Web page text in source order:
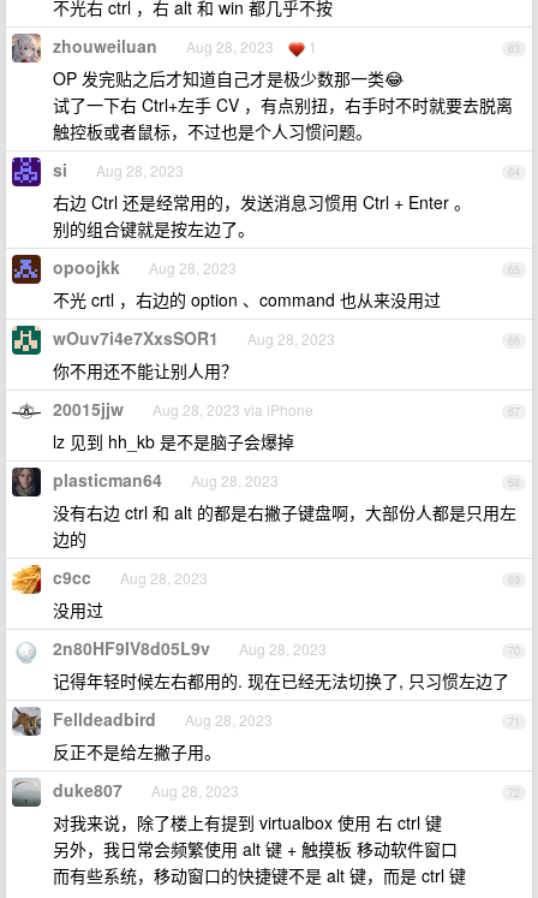
不光右 ctrl ，右 alt 和 win 都几乎不按
63
zhouweiluan Aug 28, 2023 1
OP 发完贴之后才知道自己才是极少数那一类😂
试了一下右 Ctrl+左手 CV ，有点别扭，右手时不时就要去脱离
触控板或者鼠标，不过也是个人习惯问题。
64
si Aug 28, 2023
右边 Ctrl 还是经常用的，发送消息习惯用 Ctrl + Enter 。
别的组合键就是按左边了。
65
opoojkk Aug 28, 2023
不光 crtl ，右边的 option 、command 也从来没用过
66
wOuv7i4e7XxsSOR1 Aug 28, 2023
你不用还不能让别人用？
67
20015jjw Aug 28, 2023 via iPhone
lz 见到 hh_kb 是不是脑子会爆掉
68
plasticman64 Aug 28, 2023
没有右边 ctrl 和 alt 的都是右撇子键盘啊，大部份人都是只用左
边的
69
c9cc Aug 28, 2023
没用过
70
2n80HF9IV8d05L9v Aug 28, 2023
记得年轻时候左右都用的. 现在已经无法切换了, 只习惯左边了
71
Felldeadbird Aug 28, 2023
反正不是给左撇子用。
72
duke807 Aug 28, 2023
对我来说，除了楼上有提到 virtualbox 使用 右 ctrl 键
另外，我日常会频繁使用 alt 键 + 触摸板 移动软件窗口
而有些系统，移动窗口的快捷键不是 alt 键，而是 ctrl 键